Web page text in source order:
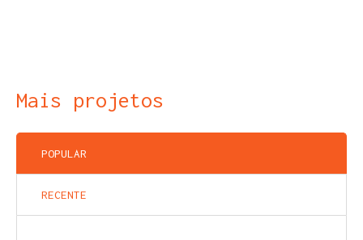
Mais projetos
POPULAR
RECENTE